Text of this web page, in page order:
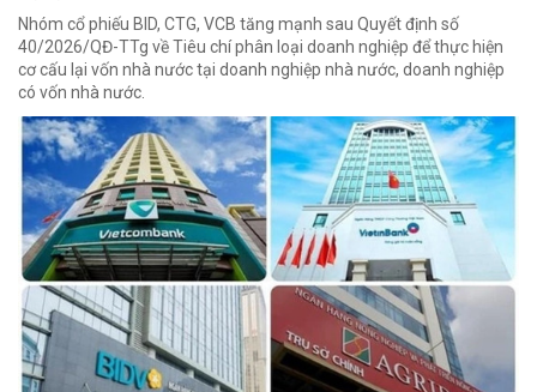
Nhóm cổ phiếu BID, CTG, VCB tăng mạnh sau Quyết định số
40/2026/QĐ-TTg về Tiêu chí phân loại doanh nghiệp để thực hiện
cơ cấu lại vốn nhà nước tại doanh nghiệp nhà nước, doanh nghiệp
có vốn nhà nước.